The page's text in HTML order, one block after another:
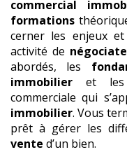
commercial
formations
cerner les enjeux
activité de
abordés, les
immobilier et les
commerciale qui
immobilier. Vous
prêt à gérer les
vente d’un bien.